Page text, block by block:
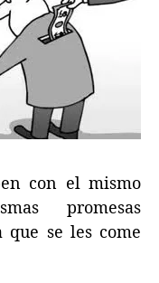
con el mismo
promesas
que se les come